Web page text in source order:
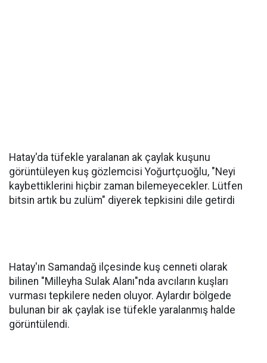
Hatay'da tüfekle yaralanan ak çaylak kuşunu
görüntüleyen kuş gözlemcisi Yoğurtçuoğlu, "Neyi
kaybettiklerini hiçbir zaman bilemeyecekler. Lütfen
bitsin artık bu zulüm" diyerek tepkisini dile getirdi
Hatay'ın Samandağ ilçesinde kuş cenneti olarak
bilinen "Milleyha Sulak Alanı"nda avcıların kuşları
vurması tepkilere neden oluyor. Aylardır bölgede
bulunan bir ak çaylak ise tüfekle yaralanmış halde
görüntülendi.